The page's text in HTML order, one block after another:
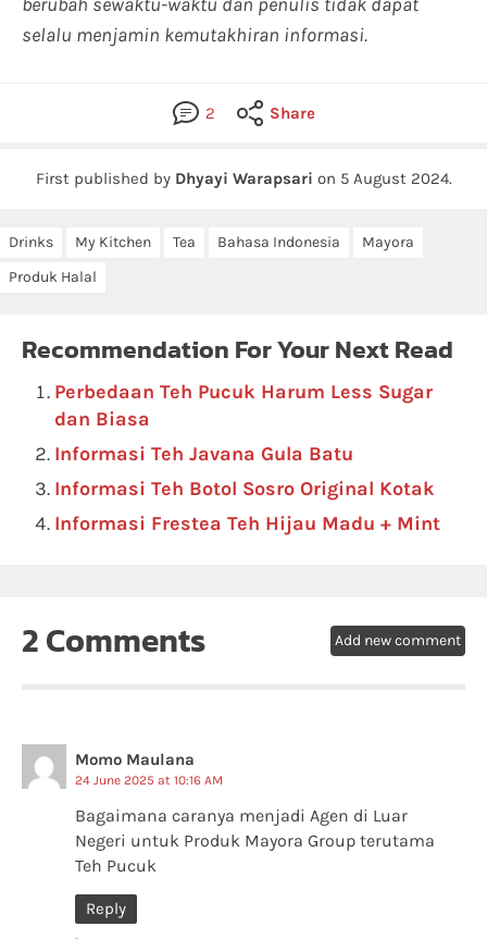
selalu menjamin kemutakhiran informasi.
2 Share
First published by Dhyayi Warapsari on 5 August 2024.
Drinks My Kitchen Tea Bahasa Indonesia
Mayora
Produk Halal
Recommendation For Your Next Read
Perbedaan Teh Pucuk Harum Less Sugar
dan Biasa
Informasi Teh Javana Gula Batu
Informasi Teh Botol Sosro Original Kotak
Informasi Frestea Teh Hijau Madu + Mint
2 Comments Add new comment
Momo Maulana
24 June 2025 at 10:16 AM
Bagaimana caranya menjadi Agen di Luar
Negeri untuk Produk Mayora Group terutama
Teh Pucuk
Reply